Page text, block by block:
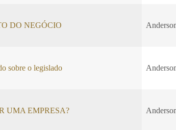
DO NEGÓCIO
sobre o legislado
UMA EMPRESA?